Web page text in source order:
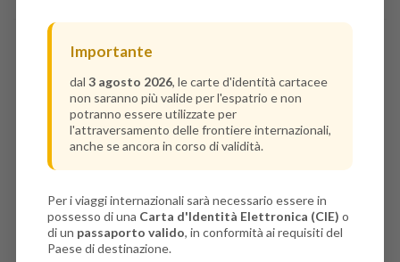
Importante
dal 3 agosto 2026, le carte d'identità cartacee
non saranno più valide per l'espatrio e non
potranno essere utilizzate per
l'attraversamento delle frontiere internazionali,
anche se ancora in corso di validità.
Per i viaggi internazionali sarà necessario essere in
possesso di una Carta d'Identità Elettronica (CIE) o
di un passaporto valido, in conformità ai requisiti del
Paese di destinazione.